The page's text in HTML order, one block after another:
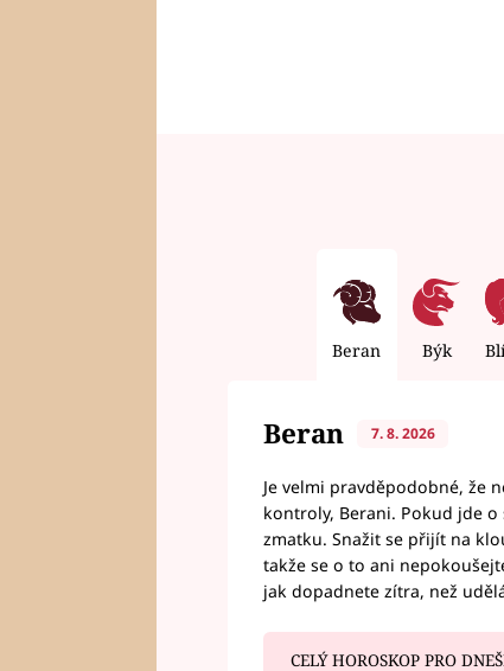
Beran Býk
Beran 7. 8. 2026
Je velmi pravděpodobné, že
kontroly, Berani. Pokud jde
zmatku. Snažit se přijít na
takže se o to ani
jak dopadnete zítra, než
CELÝ HOROSKOP PRO